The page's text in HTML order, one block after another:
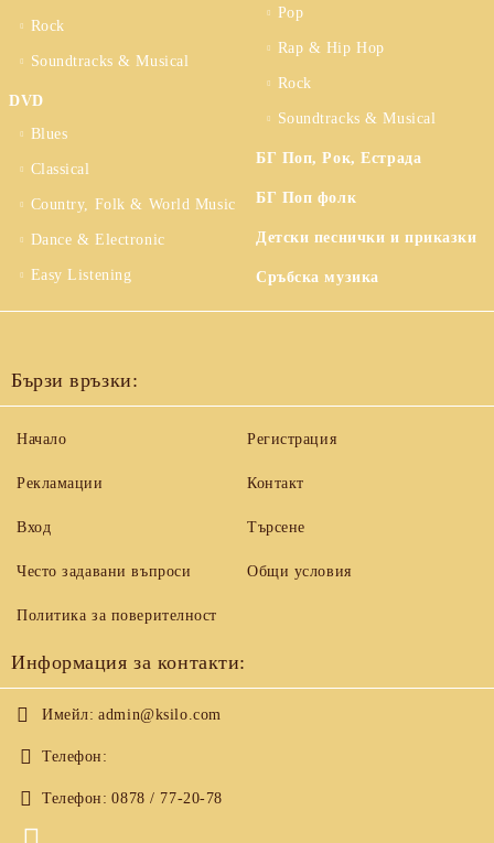
Rock
Soundtracks & Musical
DVD
Blues
Classical
Country, Folk & World Music
Dance & Electronic
Easy Listening
Pop
Rap & Hip Hop
Rock
Soundtracks & Musical
БГ Поп, Рок, Естрада
БГ Поп фолк
Детски песнички и приказки
Сръбска музика
Бързи връзки:
Начало
Рекламации
Вход
Често задавани въпроси
Регистрация
Контакт
Търсене
Общи условия
Политика за поверителност
Информация за контакти:
Имейл: admin@ksilo.com
Телефон:
Телефон: 0878 / 77-20-78